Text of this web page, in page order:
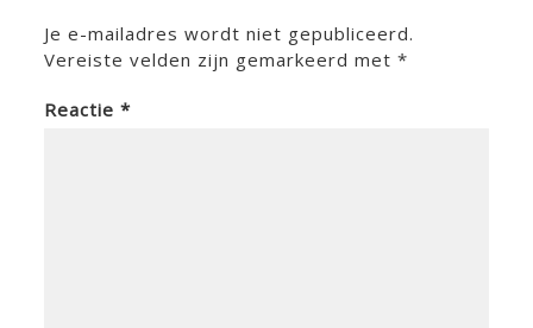
Je e-mailadres wordt niet gepubliceerd.
Vereiste velden zijn gemarkeerd met*
Reactie*